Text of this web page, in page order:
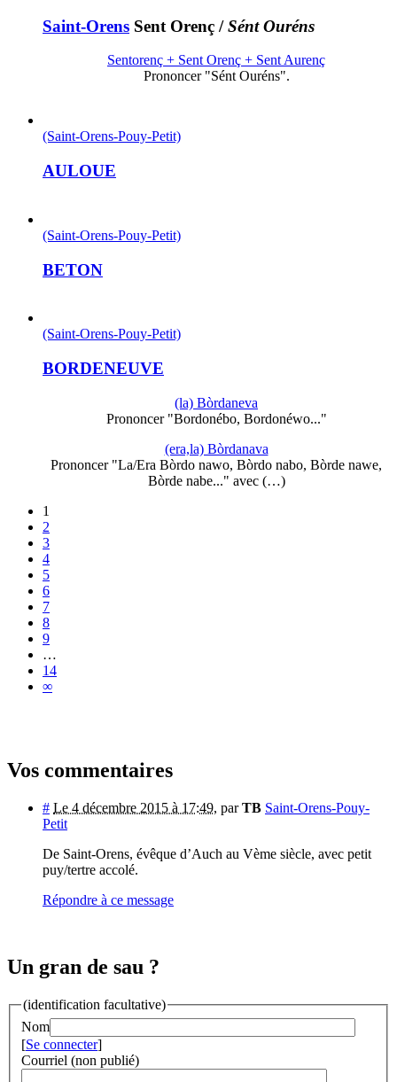
Saint-Orens Sent Orenç /Sént Ouréns
Sentorenç + Sent Orenç + Sent Aurenç
Prononcer "Sént Ouréns".
(Saint-Orens-Pouy-Petit)
AULOUE
(Saint-Orens-Pouy-Petit)
BETON
(Saint-Orens-Pouy-Petit)
BORDENEUVE
(la) Bòrdaneva
Prononcer "Bordonébo, Bordonéwo..."
(era,la) Bòrdanava
Prononcer "La/Era Bòrdo nawo, Bòrdo nabo, Bòrde nawe,
Bòrde nabe..." avec (…)
1
2
3
4
5
6
7
8
9
…
14
∞
Vos commentaires
# Le 4 décembre 2015 à 17:49, parTB Saint-Orens-Pouy-
Petit
De Saint-Orens, évêque d’Auch au Vème siècle, avec petit
puy/tertre accolé.
Répondre à ce message
Un gran de sau ?
(identification facultative)
Nom
[Se connecter]
Courriel (non publié)